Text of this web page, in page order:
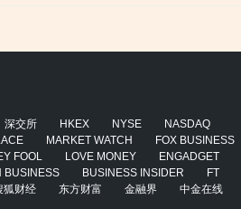
深交所 HKEX NYSE
NASDAQ
MARKET WATCH
FOX BUSINESS
FOOL LOVE MONEY ENGADGET
BUSINESS BUSINESS INSIDER
FT
狐财经 东方财富 金融界 中金在线